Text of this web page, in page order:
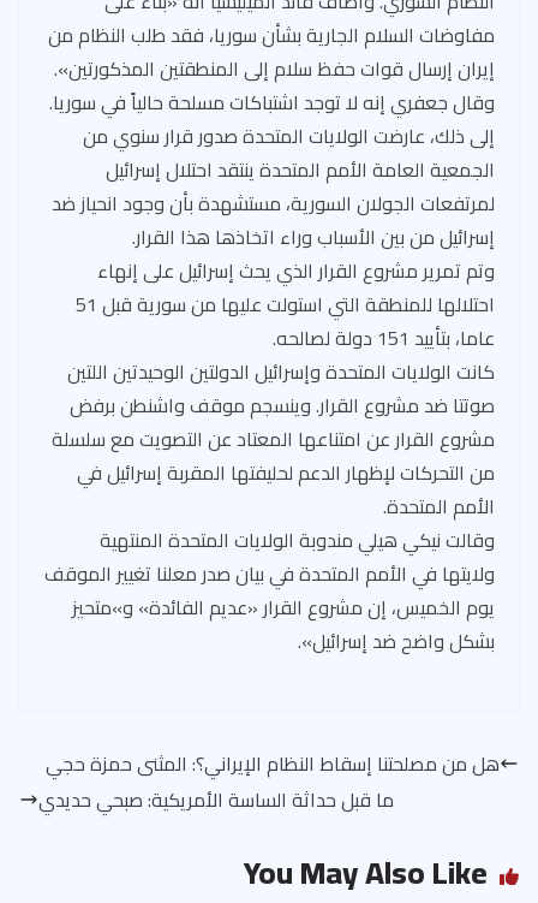
مفاوضات السلام الجارية بشأن سوريا، فقد طلب النظام من
إيران إرسال قوات حفظ سلام إلى المنطقتين المذكورتين».
وقال جعفري إنه لا توجد اشتباكات مسلحة حالياً في سوريا.
إلى ذلك، عارضت الولايات المتحدة صدور قرار سنوي من
الجمعية العامة الأمم المتحدة ينتقد احتلال إسرائيل
لمرتفعات الجولان السورية، مستشهدة بأن وجود انحياز ضد
إسرائيل من بين الأسباب وراء اتخاذها هذا القرار.
وتم تمرير مشروع القرار الذي يحث إسرائيل على إنهاء
احتلالها للمنطقة التي استولت عليها من سورية قبل 51
عاما، بتأييد 151 دولة لصالحه.
كانت الولايات المتحدة وإسرائيل الدولتين الوحيدتين اللتين
صوتتا ضد مشروع القرار. وينسجم موقف واشنطن برفض
مشروع القرار عن امتناعها المعتاد عن التصويت مع سلسلة
من التحركات لإظهار الدعم لحليفتها المقربة إسرائيل في
الأمم المتحدة.
وقالت نيكي هيلي مندوبة الولايات المتحدة المنتهية
ولايتها في الأمم المتحدة في بيان صدر معلنا تغيير الموقف
يوم الخميس، إن مشروع القرار «عديم الفائدة» و»متحيز
بشكل واضح ضد إسرائيل».
هل من مصلحتنا إسقاط النظام الإيراني؟: المثنى حمزة حجي
ما قبل حداثة الساسة الأمريكية: صبحي حديدي
You May Also Like